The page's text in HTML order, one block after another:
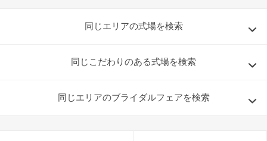
同じエリアの式場を検索
同じこだわりのある式場を検索
同じエリアのブライダルフェアを検索